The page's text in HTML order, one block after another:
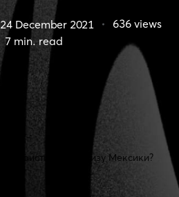
24 December 2021 636 views
7min. read